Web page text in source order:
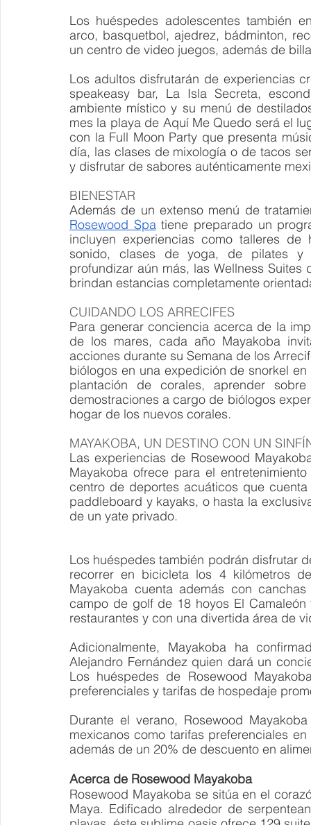
Los huéspedes adolescentes también
arco, basquetbol, ajedrez, bádminton,
un centro de video juegos, además de
Los adultos disfrutarán de experiencias
speakeasy bar, La Isla Secreta,
ambiente místico y su menú de
mes la playa de Aquí Me Quedo será el
con la Full Moon Party que presenta
día, las clases de mixología o de tacos
y disfrutar de sabores auténticamente
BIENESTAR
Además de un extenso menú de
Rosewood Spa tiene preparado un
incluyen experiencias como talleres
sonido, clases de yoga, de pilates y
profundizar aún más, las Wellness
brindan estancias completamente
CUIDANDO LOS ARRECIFES
Para generar conciencia acerca de la
de los mares, cada año Mayakoba
acciones durante su Semana de los
biólogos en una expedición de snorkel
plantación de corales, aprender
demostraciones a cargo de biólogos
hogar de los nuevos corales.
MAYAKOBA, UN DESTINO CON UN
Las experiencias de Rosewood
Mayakoba ofrece para el
centro de deportes acuáticos que
paddleboard y kayaks, o hasta la
de un yate privado.
Los huéspedes también podrán disfrutar
recorrer en bicicleta los 4 kilómetros
Mayakoba cuenta además con
campo de golf de 18 hoyos El
restaurantes y con una divertida área de
Adicionalmente, Mayakoba ha
Alejandro Fernández quien dará un
Los huéspedes de Rosewood
preferenciales y tarifas de hospedaje
Durante el verano, Rosewood
mexicanos como tarifas preferenciales
además de un 20% de descuento en
Acerca de Rosewood Mayakoba
Rosewood Mayakoba se sitúa en el
Maya. Edificado alrededor de